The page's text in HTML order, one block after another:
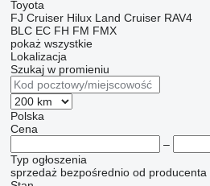
Toyota
FJ Cruiser Hilux Land Cruiser RAV4
BLC EC FH FM FMX
pokaż wszystkie
Lokalizacja
Szukaj w promieniu
Polska
Cena
–
Typ ogłoszenia
sprzedaż bezpośrednio od producenta